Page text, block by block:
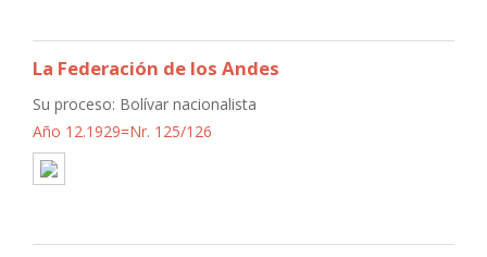
La Federación de los Andes
Su proceso: Bolívar nacionalista
Año 12.1929=Nr. 125/126